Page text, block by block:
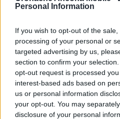
Personal Information
If you wish to opt-out of the
processing of your personal or
targeted advertising by us,
section to confirm your
opt-out request is processed
interest-based ads based on
us or personal information
your opt-out. You may
disclosure of your personal
dei contagi che la
potrebbero non
sono persone che per
rivolgono a centri
periferiche.
© RIPRODUZIONE